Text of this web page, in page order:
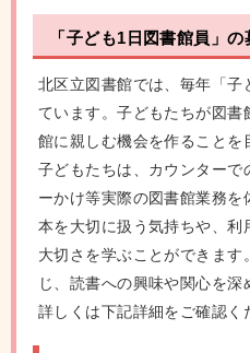
「子ども1日図書館員」
北区立図書館では、毎年「子
ています。子どもたちが図
館に親しむ機会を作ることを
子どもたちは、カウンター
ーかけ等実際の図書館業務を
本を大切に扱う気持ちや、利
大切さを学ぶことができま
じ、読書への興味や関心を深
詳しくは下記詳細をご確認く